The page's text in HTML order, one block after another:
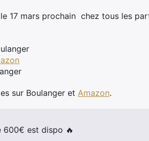
17 mars prochain chez tous les
sur Boulanger et Amazon.
600€ est dispo 🔥